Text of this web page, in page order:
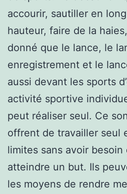
accourir, sautiller en
hauteur, faire de la
donné que le lance, le
enregistrement et le
aussi devant les sports
activité sportive
peut réaliser seul. Ce
offrent de travailler seul
limites sans avoir besoin
atteindre un but. Ils
les moyens de rendre